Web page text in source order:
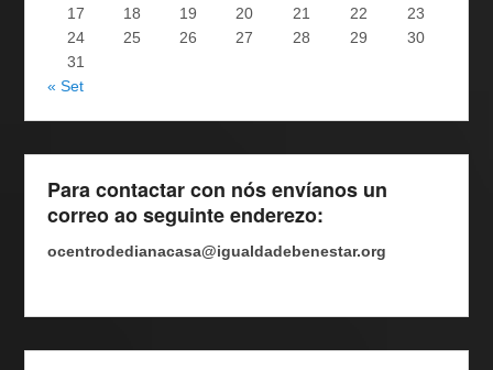
17
18 19 20 21 22
23
24
25 26 27 28 29
30
31
« Set
Para contactar con nós envíanos un
correo ao seguinte enderezo:
ocentrodedianacasa@igualdadebenestar.org